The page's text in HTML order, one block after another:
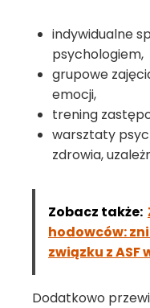
indywidualne
psychologiem,
grupowe
emocji,
trening
warsztaty
zdrowia,
Zobacz także:
hodowców:
związku z ASF
Dodatkowo